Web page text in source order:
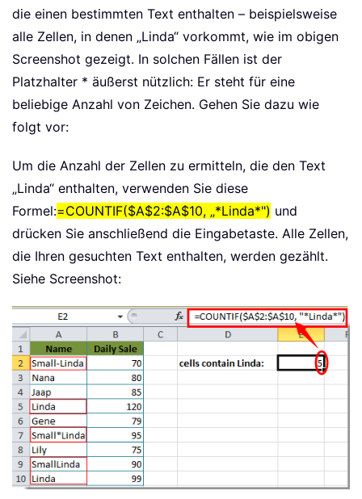
die einen bestimmten Text enthalten – beispielsweise
alle Zellen, in denen „Linda“ vorkommt, wie im obigen
Screenshot gezeigt. In solchen Fällen ist der
Platzhalter * äußerst nützlich: Er steht für eine
beliebige Anzahl von Zeichen. Gehen Sie dazu wie
folgt vor:
Um die Anzahl der Zellen zu ermitteln, die den Text
„Linda“ enthalten, verwenden Sie diese
Formel:=COUNTIF($A$2:$A$10, „*Linda*") und
drücken Sie anschließend die Eingabetaste. Alle Zellen,
die Ihren gesuchten Text enthalten, werden gezählt.
Siehe Screenshot: